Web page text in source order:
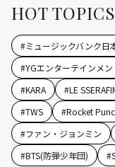
HOT TOPICS
#ミュージックバンク日
#YGエンターテインメン
#KARA #LE
#TWS #Rocket
#ファン・ジョンミン
#BTS(防弾少年団) #